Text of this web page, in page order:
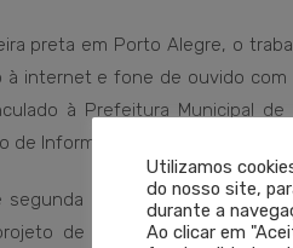
preta em Porto Alegre, o
à internet e fone de ouvido
à Prefeitura Municipal
Informática da Faculdade de
a sexta-feira, das 8h
de extensão, vinculado
Utilizamos
do nosso site,
durante a
Ao clicar em